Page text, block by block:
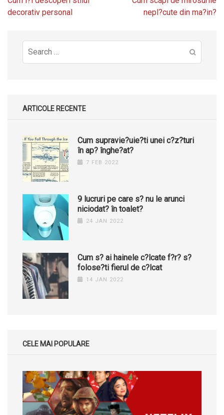
navigation
decorativ personal
nepl?cute din ma?in?
Search
for:
ARTICOLE RECENTE
Cum supravie?uie?ti unei c?z?turi
în ap? înghe?at?
7 FEB 2022
9 lucruri pe care s? nu le arunci
niciodat? în toalet?
24 JAN 2022
Cum s? ai hainele c?lcate f?r? s?
folose?ti fierul de c?lcat
14 JAN 2022
CELE MAI POPULARE